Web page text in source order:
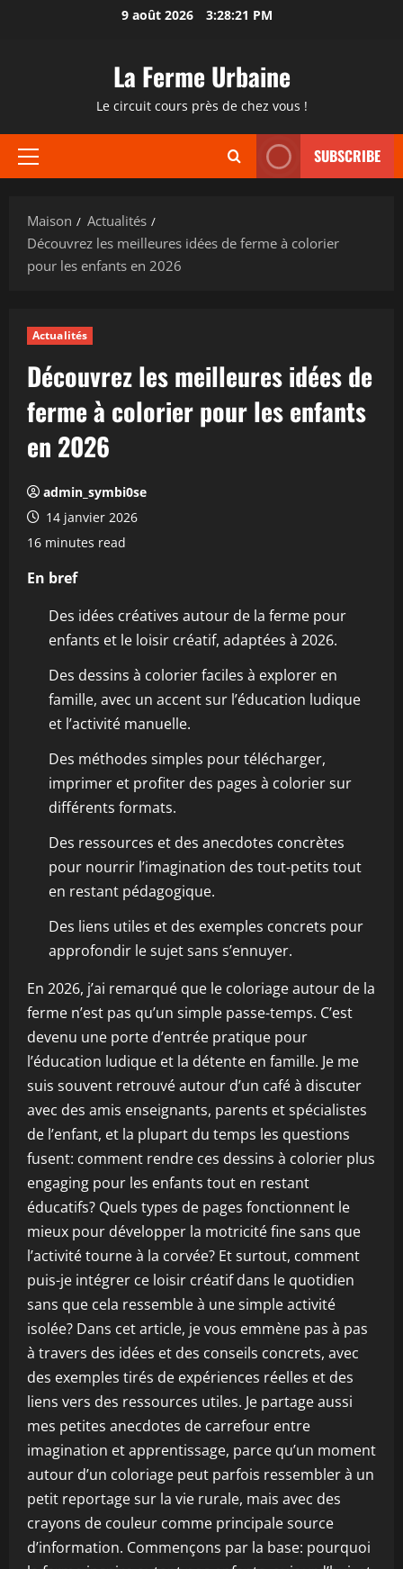
9 août 2026 3:28:22 PM
La Ferme Urbaine
Le circuit cours près de chez vous !
Menu
SUBSCRIBE
Maison
Actualités
Découvrez les meilleures idées de ferme à colorier
pour les enfants en 2026
Actualités
Découvrez les meilleures idées de
ferme à colorier pour les enfants
en 2026
admin_symbi0se
14 janvier 2026
16 minutes read
En bref
Des idées créatives autour de la ferme pour
enfants et le loisir créatif, adaptées à 2026.
Des dessins à colorier faciles à explorer en
famille, avec un accent sur l’éducation ludique
et l’activité manuelle.
Des méthodes simples pour télécharger,
imprimer et profiter des pages à colorier sur
différents formats.
Des ressources et des anecdotes concrètes
pour nourrir l’imagination des tout-petits tout
en restant pédagogique.
Des liens utiles et des exemples concrets pour
approfondir le sujet sans s’ennuyer.
En 2026, j’ai remarqué que le coloriage autour de la
ferme n’est pas qu’un simple passe-temps. C’est
devenu une porte d’entrée pratique pour
l’éducation ludique et la détente en famille. Je me
suis souvent retrouvé autour d’un café à discuter
avec des amis enseignants, parents et spécialistes
de l’enfant, et la plupart du temps les questions
fusent: comment rendre ces dessins à colorier plus
engaging pour les enfants tout en restant
éducatifs? Quels types de pages fonctionnent le
mieux pour développer la motricité fine sans que
l’activité tourne à la corvée? Et surtout, comment
puis-je intégrer ce loisir créatif dans le quotidien
sans que cela ressemble à une simple activité
isolée? Dans cet article, je vous emmène pas à pas
à travers des idées et des conseils concrets, avec
des exemples tirés de expériences réelles et des
liens vers des ressources utiles. Je partage aussi
mes petites anecdotes de carrefour entre
imagination et apprentissage, parce qu’un moment
autour d’un coloriage peut parfois ressembler à un
petit reportage sur la vie rurale, mais avec des
crayons de couleur comme principale source
d’information. Commençons par la base: pourquoi